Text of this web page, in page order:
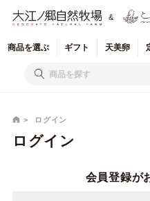
&
商品を選ぶ ギフト 天美卵
ログイン
ログイン
会員登録が